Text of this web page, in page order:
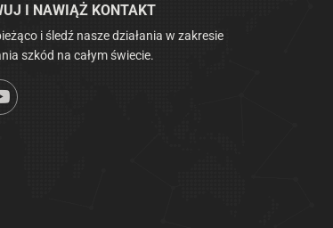
I NAWIĄŻ KONTAKT
i śledź nasze działania w zakresie
szkód na całym świecie.